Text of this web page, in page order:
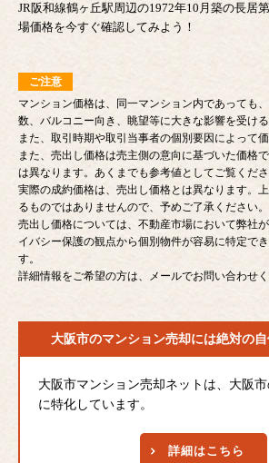
JR阪和線鶴ヶ丘駅周辺の1972年10月築の長居
場価格を今すぐ確認してみよう！
ご注意
マンション価格は、同一マンション内であっても
数、バルコニー向き、眺望等に大きな影響を受ける
また、取引時期や取引当事者の個別要因によって価
また、売出し価格は売主側の意向に基づいた価格
は異なります。あくまでも参考値としてご覧くださ
実際の成約価格は、売出し価格とは異なります。
るものではありませんので、予めご了承ください。
売出し価格については、不動産市場において弊社
イバシー保護の観点から個別物件が容易に特定で
す。
詳細情報をご希望の方は、メールでお問い合わせく
大阪市のマンション売却には絶対の自
大阪市マンション売却ネットは、大阪
に特化しています。
詳細はこちら